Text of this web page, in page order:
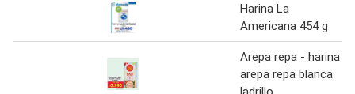
Harina La
Americana 454 g
Arepa repa - harina
arepa repa blanca